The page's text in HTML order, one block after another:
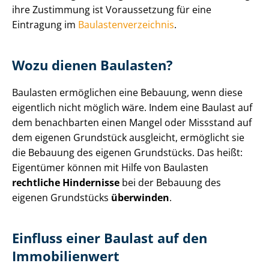
ihre Zustimmung ist Voraussetzung für eine
Eintragung im Bau­las­ten­ver­zeich­nis.
Wozu dienen Baulasten?
Baulasten ermöglichen eine Bebauung, wenn diese
eigentlich nicht möglich wäre. Indem eine Baulast auf
dem benachbarten einen Mangel oder Missstand auf
dem eigenen Grundstück ausgleicht, ermöglicht sie
die Bebauung des eigenen Grundstücks. Das heißt:
Eigentümer können mit Hilfe von Baulasten
rechtliche Hindernisse bei der Bebauung des
eigenen Grundstücks überwinden.
Einfluss einer Baulast auf den
Immobilienwert